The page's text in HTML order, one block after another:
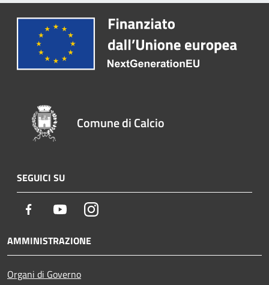
Comune di Calcio
SEGUICI SU
Facebook YoutubeInstagram
AMMINISTRAZIONE
Organi di Governo